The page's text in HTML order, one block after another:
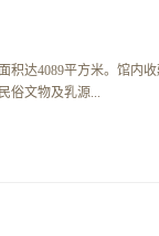
积达4089平方米。馆内
俗文物及乳源...